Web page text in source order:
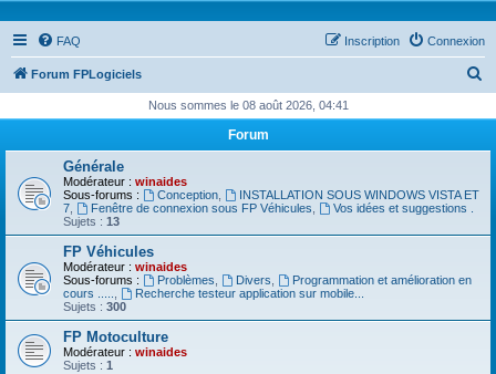
FAQ Connexion
Inscription
Forum FPLogiciels
h
c
Nous sommes le 08 août 2026, 04:41
Forum
Générale
Modérateur : winaides
Sous-forums :
Conception,
INSTALLATION SOUS WINDOWS VISTA ET
7
Fenêtre de connexion sous FP Véhicules
Vos idées et suggestions .
Sujets : 13
FP Véhicules
Modérateur : winaides
Sous-forums :
Problèmes Divers
Programmation et amélioration en
cours .....
Recherche testeur application sur mobile...
Sujets : 300
FP Motoculture
Modérateur : winaides
Sujets : 1